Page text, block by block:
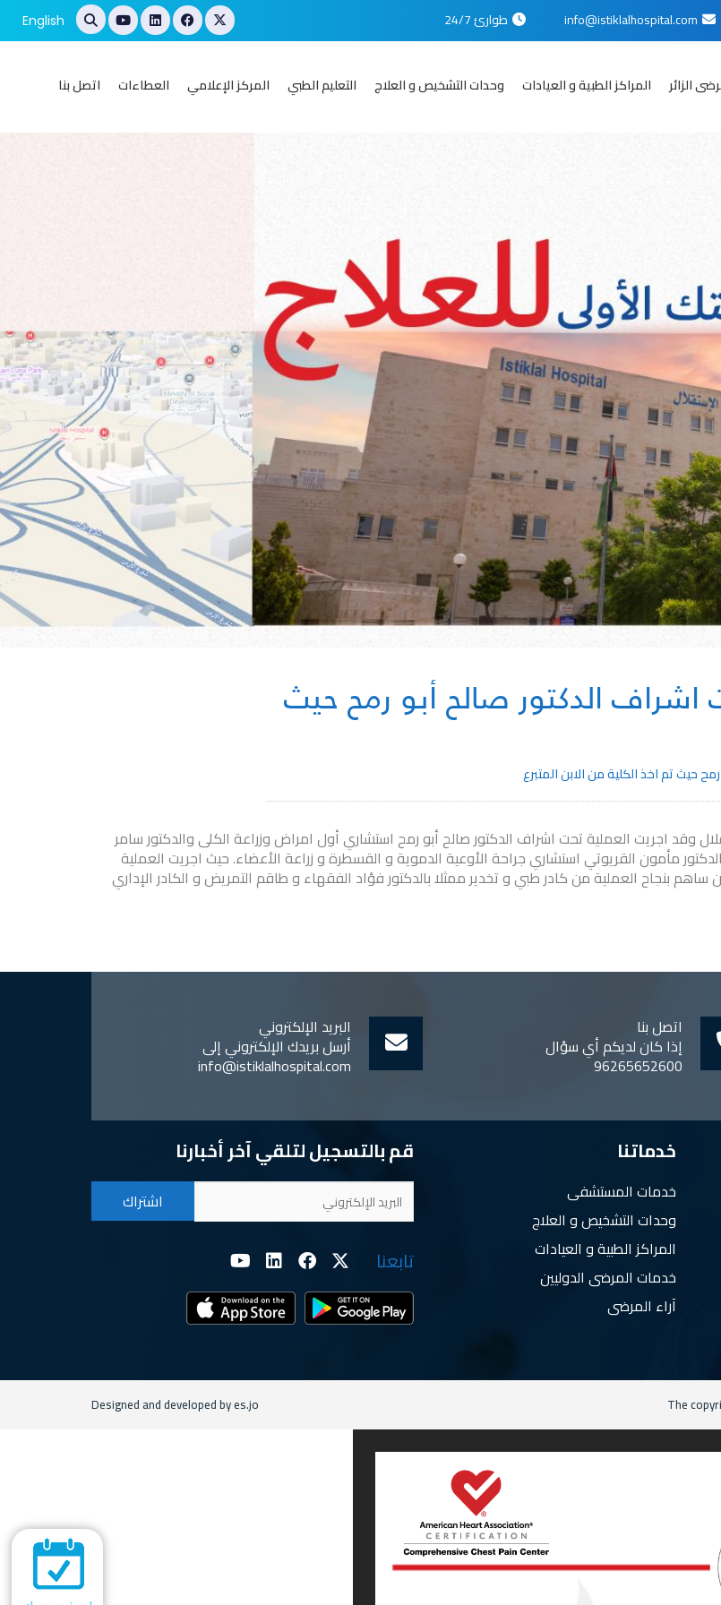
info@istiklalhospital.com طوارئ 24/7 English
الزائر المراكز الطبية و العيادات وحدات التشخيص و العلاج التعليم الطبي المركز الإعلامي العطاءات اتصل بنا
اشراف الدكتور صالح أبو رمح حيث
حيث تم اخذ الكلية من الابن المتبرع
وقد اجريت العملية تحت اشراف الدكتور صالح أبو رمح استشاري أول امراض وزراعة الكلى والدكتور سامر
مأمون القريوتي استشاري جراحة الأوعية الدموية و القسطرة و زراعة الأعضاء. حيث اجريت العملية
بنجاح العملية من كادر طبي و تخدير ممثلا بالدكتور فؤاد الفقهاء و طاقم التمريض و الكادر الإداري
اتصل بنا
إذا كان لديكم أي سؤال
96265652600
البريد الإلكتروني
أرسل بريدك الإلكتروني إلى
info@istiklalhospital.com
خدماتنا
خدمات المستشفى
وحدات التشخيص و العلاج
المراكز الطبية و العيادات
خدمات المرضى الدوليين
آراء المرضى
قم بالتسجيل لتلقي آخر أخبارنا
تابعنا
The
Designed and developed by es.jo